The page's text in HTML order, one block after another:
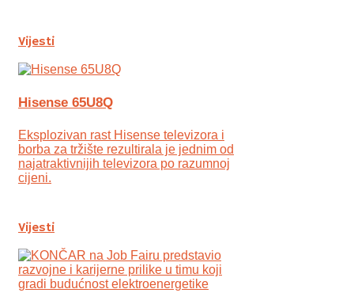
Vijesti
Hisense 65U8Q
Eksplozivan rast Hisense televizora i
borba za tržište rezultirala je jednim od
najatraktivnijih televizora po razumnoj
cijeni.
Vijesti